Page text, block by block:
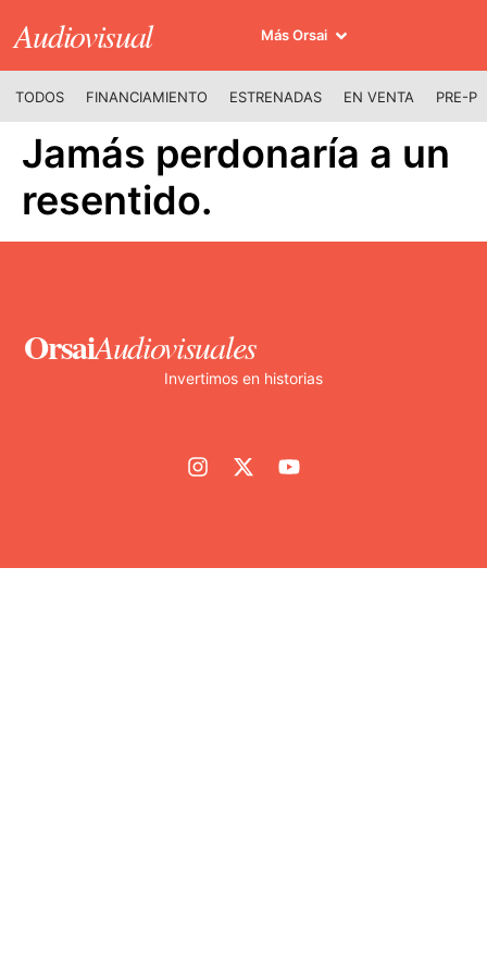
Audiovisual Más Orsai
TODOS FINANCIAMIENTO ESTRENADAS EN VENTA PRE-
Jamás perdonaría a un
resentido.
OrsaiAudiovisuales
Invertimos en historias